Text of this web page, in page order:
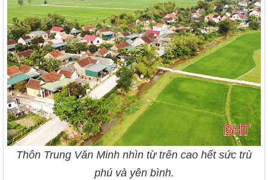
Thôn Trung Văn Minh nhìn từ trên cao hết sức trù
phú và yên bình.